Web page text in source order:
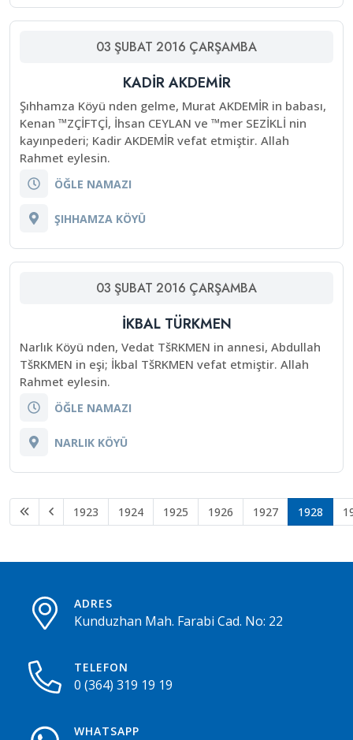
03 ŞUBAT 2016 ÇARŞAMBA
KADİR AKDEMİR
Şıhhamza Köyü nden gelme, Murat AKDEMİR in babası,
Kenan ™ZÇİFTÇİ, İhsan CEYLAN ve ™mer SEZİKLİ nin
kayınpederi; Kadir AKDEMİR vefat etmiştir. Allah
Rahmet eylesin.
ÖĞLE NAMAZI
ŞIHHAMZA KÖYÜ
03 ŞUBAT 2016 ÇARŞAMBA
İKBAL TÜRKMEN
Narlık Köyü nden, Vedat TšRKMEN in annesi, Abdullah
TšRKMEN in eşi; İkbal TšRKMEN vefat etmiştir. Allah
Rahmet eylesin.
ÖĞLE NAMAZI
NARLIK KÖYÜ
1923 1924 1925 1926 1927 1928
ADRES
Kunduzhan Mah. Farabi Cad. No: 22
TELEFON
0 (364) 319 19 19
WHATSAPP